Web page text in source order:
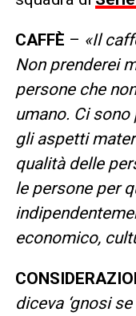
CAFFÈ – «Il
Non prenderei
persone che
umano. Ci
gli aspetti
qualità delle
le persone per
economico,
diceva ‘gnosi